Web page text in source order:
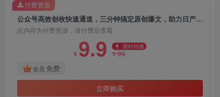
公众号高效创收快速通道，三分钟搞定原创爆文，助力日产300+
此内容为付费资源，请付费后查看
¥ 9.9 限时特惠
¥99
会员 免费
立即购买
付费资源